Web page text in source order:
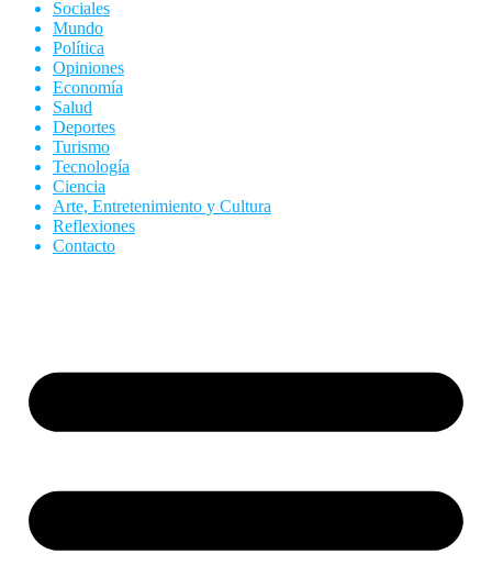
Sociales
Mundo
Política
Opiniones
Economía
Salud
Deportes
Turismo
Tecnología
Ciencia
Arte, Entretenimiento y Cultura
Reflexiones
Contacto